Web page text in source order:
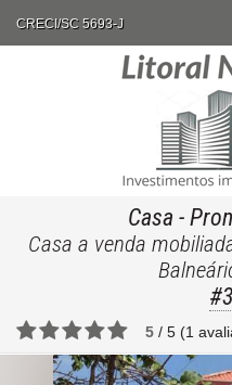
CRECI/SC 5693-J
Casa -
Casa a venda
5 / 5 (1